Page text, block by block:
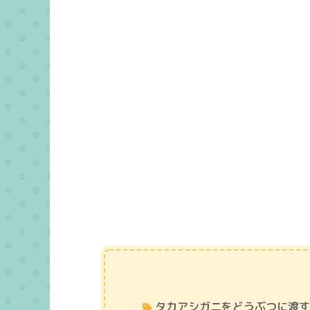
タカアシガニをどうぶつに渡